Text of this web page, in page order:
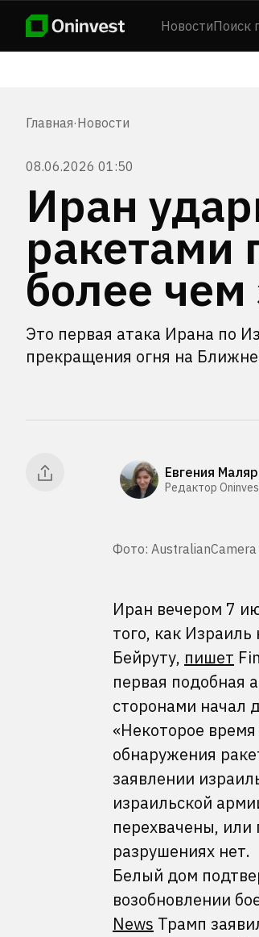
НовостиПоиск
Главная·Новости
08.06.2026 01:50
Иран
более
Это первая атака Ирана по
прекращения огня на
Евгения
Редактор
Фото:
Иран вечером 7
того, как
Бейруту, пишет
первая подобная
сторонами начал
«Некоторое
обнаружения
заявлении
израильской
перехвачены,
разрушениях нет.
Белый дом
возобновлении
News Трамп